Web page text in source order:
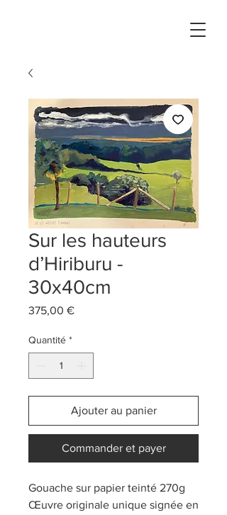
Sur les hauteurs
d’Hiriburu -
30x40cm
375,00 €Prix
Quantité *
Ajouter au panier
Commander et payer
Gouache sur papier teinté 270g
Œuvre originale unique signée en